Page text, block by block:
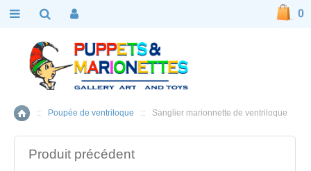
Accueil
:: Poupée de ventriloque :: Sanglier marionnette de ventriloque
Produit précédent
0